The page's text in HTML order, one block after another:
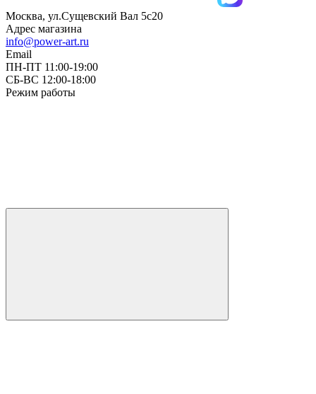
Москва, ул.Сущевский Вал 5с20
Адрес магазина
info@power-art.ru
Email
ПН-ПТ 11:00-19:00
СБ-ВС 12:00-18:00
Режим работы